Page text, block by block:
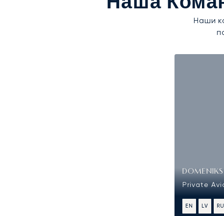
Наша
Наши
DOMENIKS
Private
EN LV RU